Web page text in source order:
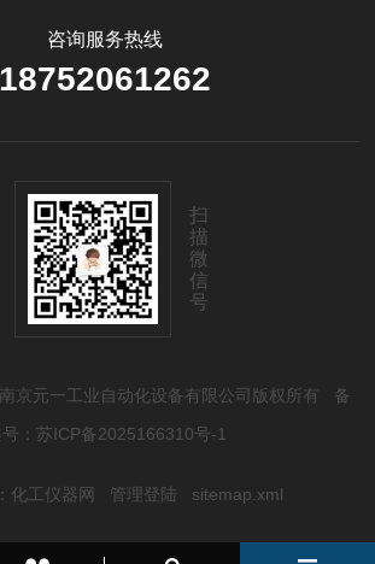
咨询服务热线
18752061262
扫
描
微
信
号
京元一工业自动化设备有限公司版权所有 备
号：苏ICP备2025166310号-1
化工仪器网 管理登陆 sitemap.xml